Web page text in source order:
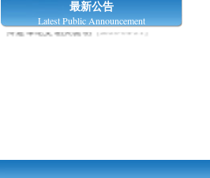
最新公告
Latest Public Announcement
关于2020年毕业研究生申请学位论文答
辩送审论文相关说明 [2020-04-21]